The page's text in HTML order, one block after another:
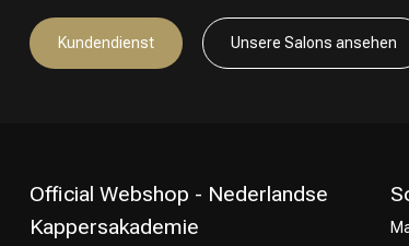
Kundendienst Unsere Salons ansehen
Official Webshop - Nederlandse
Kappersakademie